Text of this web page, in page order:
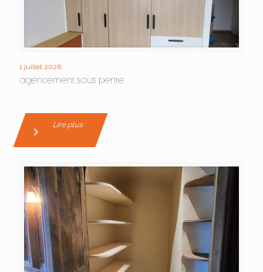
1 juillet 2026
agencement sous pente
Lire plus